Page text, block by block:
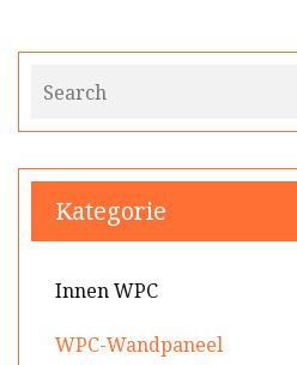
Kategorie
Innen WPC
WPC-Wandpaneel